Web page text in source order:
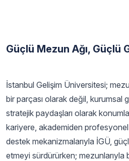
Güçlü Mezun Ağı, Güçlü
İstanbul Gelişim Üniversitesi;
bir parçası olarak değil, kurumsal
stratejik paydaşları olarak
kariyere, akademiden
destek mekanizmalarıyla İGÜ,
etmeyi sürdürürken;